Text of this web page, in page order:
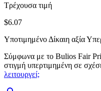
Τρέχουσα τιμή
$6.07
Υποτιμημένο Δίκαιη αξία
Σύμφωνα με το Bulios Fair
στιγμή υπερτιμημένη σε
λειτουργεί;